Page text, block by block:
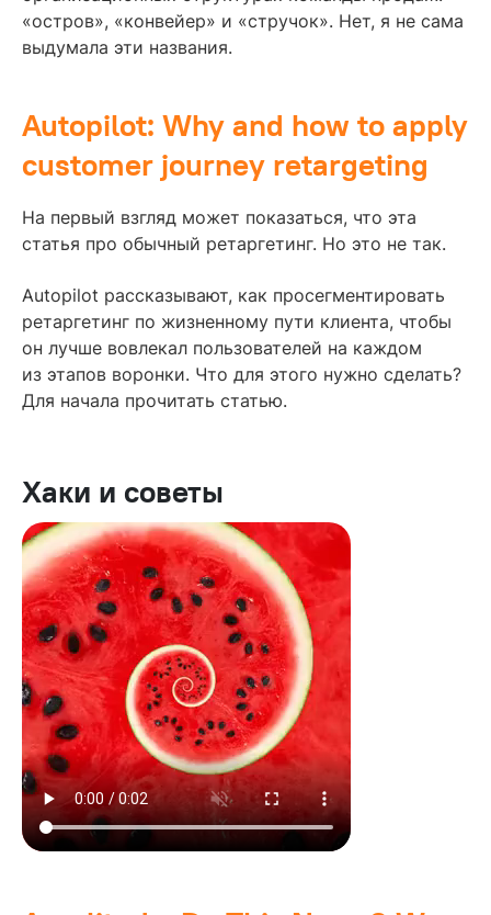
«остров», «конвейер» и «стручок». Нет, я не сама
выдумала эти названия.
Autopilot: Why and how to apply
customer journey retargeting
На первый взгляд может показаться, что эта
статья про обычный ретаргетинг. Но это не так.
Autopilot рассказывают, как просегментировать
ретаргетинг по жизненному пути клиента, чтобы
он лучше вовлекал пользователей на каждом
из этапов воронки. Что для этого нужно сделать?
Для начала прочитать статью.
Хаки и советы